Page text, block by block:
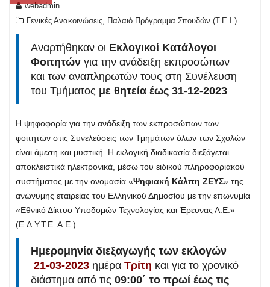
webadmin
Γενικές Ανακοινώσεις
Παλαιό Πρόγραμμα Σπουδών (T.E.I.)
Αναρτήθηκαν οι Εκλογικοί Κατάλογοι
Φοιτητών για την ανάδειξη εκπροσώπων
και των αναπληρωτών τους στη Συνέλευση
του Τμήματος με θητεία έως 31-12-2023
Η ψηφοφορία για την ανάδειξη των εκπροσώπων των
φοιτητών στις Συνελεύσεις των Τμημάτων όλων των Σχολών
είναι άμεση και μυστική. Η εκλογική διαδικασία διεξάγεται
αποκλειστικά ηλεκτρονικά, μέσω του ειδικού πληροφοριακού
συστήματος με την ονομασία «Ψηφιακή Κάλπη ΖΕΥΣ» της
ανώνυμης εταιρείας του Ελληνικού Δημοσίου με την επωνυμία
«Εθνικό Δίκτυο Υποδομών Τεχνολογίας και Έρευνας Α.Ε.»
(Ε.Δ.Υ.Τ.Ε. Α.Ε.).
Ημερομηνία διεξαγωγής των εκλογών
21-03-2023 ημέρα Τρίτη και για το χρονικό
διάστημα από τις 09:00΄ το πρωί έως τις